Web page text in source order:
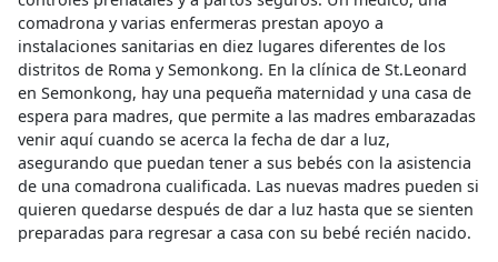
comadrona y varias enfermeras prestan apoyo a
instalaciones sanitarias en diez lugares diferentes de los
distritos de Roma y Semonkong. En la clínica de St.Leonard
en Semonkong, hay una pequeña maternidad y una casa de
espera para madres, que permite a las madres embarazadas
venir aquí cuando se acerca la fecha de dar a luz,
asegurando que puedan tener a sus bebés con la asistencia
de una comadrona cualificada. Las nuevas madres pueden si
quieren quedarse después de dar a luz hasta que se sienten
preparadas para regresar a casa con su bebé recién nacido.